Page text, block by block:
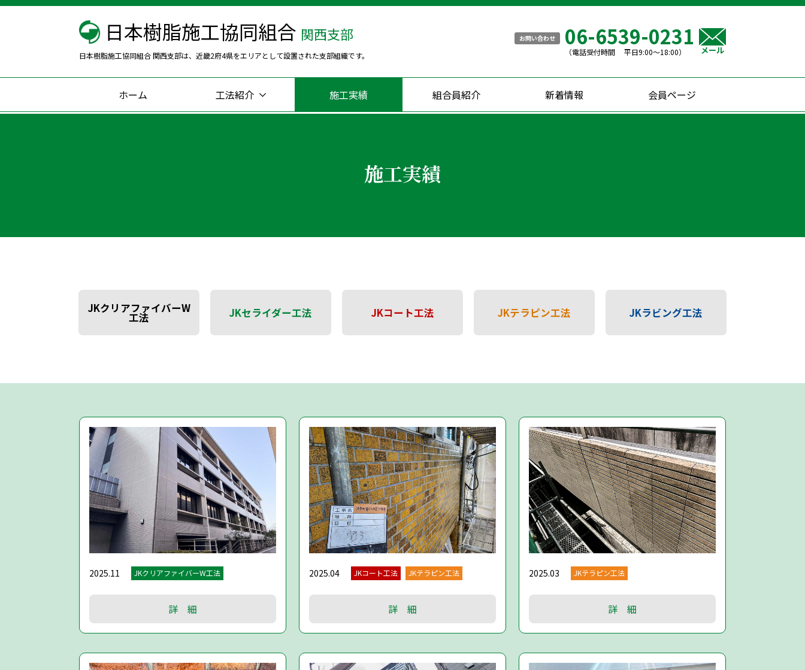
日本樹脂施工協同組合 関西支部
日本樹脂施工協同組合 関西支部は、近畿2府4県をエリアとして設置された支部組織です。
お問い合わせ 06-6539-0231
（電話受付時間 平日9:00〜18:00） メール
ホーム 工法紹介 施工実績 組合員紹介 新着情報 会員ページ
施工実績
JKクリアファイバーW
工法 JKセライダー工法 JKコート工法 JKテラピン工法 JKラビング工法
2025.11 JKクリアファイバーW工法
詳 細
2025.04 JKコート工法 JKテラピン工法
詳 細
2025.03 JKテラピン工法
詳 細